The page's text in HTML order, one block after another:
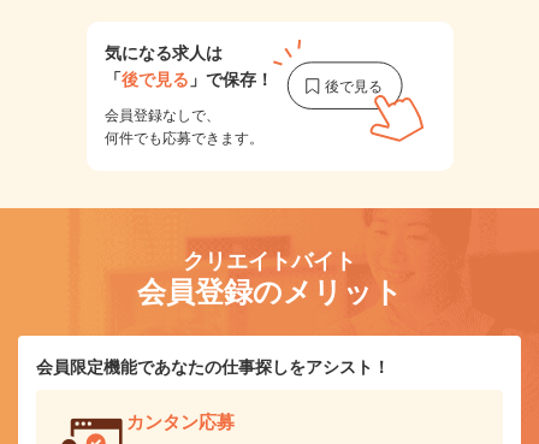
気になる求人は
「後で見る 」で保存！
会員登録なしで、
何件でも応募できます。
クリエイトバイト
会員登録のメリット
会員限定機能であなたの仕事探しをアシスト！
カンタン応募